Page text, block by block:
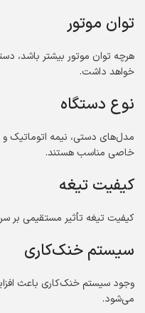
توان موتور
هرچه توان موتور بیشتر باشد،
خواهد داشت.
نوع دستگاه
مدل‌های دستی، نیمه اتوماتیک و
خاصی مناسب هستند.
کیفیت تیغه
کیفیت تیغه تأثیر مستقیمی بر
سیستم خنک‌کاری
وجود سیستم خنک‌کاری باعث
می‌شود.